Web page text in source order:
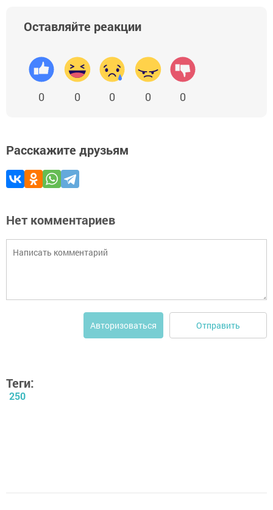
Оставляйте реакции
0 0 0 0 0
Расскажите друзьям
Нет комментариев
Авторизоваться Отправить
Теги:
250